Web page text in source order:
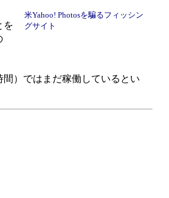
米Yahoo! Photosを騙るフィッシン
グサイト
を
）ではまだ稼働しているとい